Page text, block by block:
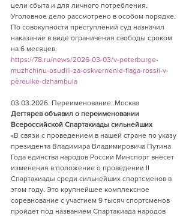
цели сбыта и для личного потребления.
Уголовное дело рассмотрено в особом порядке.
По совокупности преступлений суд назначил
наказание в виде ограничения свободы сроком
на 6 месяцев.
https://78.ru/news/2026-03-03/v-peterburge-
muzhchinu-osudili-za-oskvernenie-flaga-rossii-v-
pereulke-dzhambula
03.03.2026. Переименование. Москва
Дегтярев объявил о переименовании
Всероссийской Спартакиады сильнейших
«В связи с проведением в нашей стране по указу
президента Владимира Владимировича Путина
Года единства народов России Минспорт внесет
изменения в положение о проведении II
Спартакиады среди сильнейших спортсменов в
этом году. Это крупнейшее комплексное
соревнование с участием 9 тысяч спортсменов
пройдет под названием Спартакиада народов